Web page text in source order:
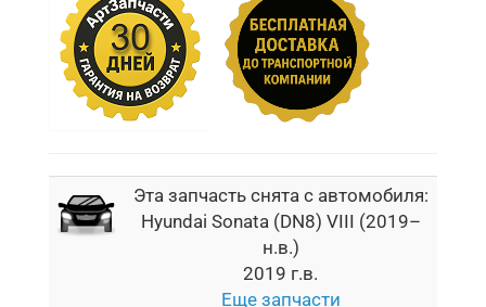
Эта запчасть снята с автомобиля:
Hyundai Sonata (DN8) VIII (2019–
н.в.)
2019 г.в.
Еще запчасти